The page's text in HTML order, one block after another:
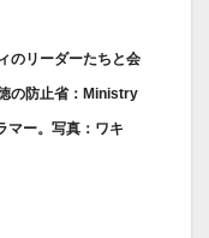
のリーダーたちと会
の防止省：Ministry
マー。写真：ワキ